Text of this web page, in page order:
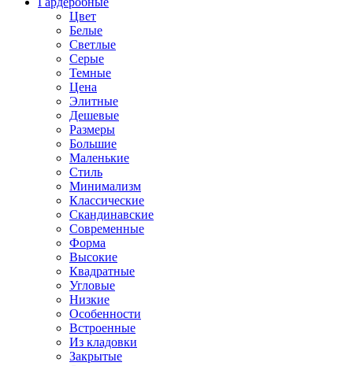
Цвет
Белые
Светлые
Серые
Темные
Цена
Элитные
Дешевые
Размеры
Большие
Маленькие
Стиль
Минимализм
Классические
Скандинавские
Современные
Форма
Высокие
Квадратные
Угловые
Низкие
Особенности
Встроенные
Из кладовки
Закрытые